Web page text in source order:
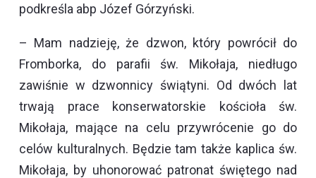
podkreśla abp Józef Górzyński.
– Mam nadzieję, że dzwon, który powrócił do
Fromborka, do parafii św. Mikołaja, niedługo
zawiśnie w dzwonnicy świątyni. Od dwóch lat
trwają prace konserwatorskie kościoła św.
Mikołaja, mające na celu przywrócenie go do
celów kulturalnych. Będzie tam także kaplica św.
Mikołaja, by uhonorować patronat świętego nad